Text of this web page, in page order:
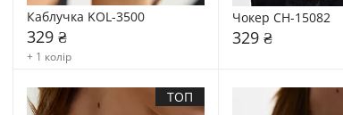
Каблучка KOL-3500
329 ₴
+ 1 колір
Чокер CH-15082
329 ₴
ТОП